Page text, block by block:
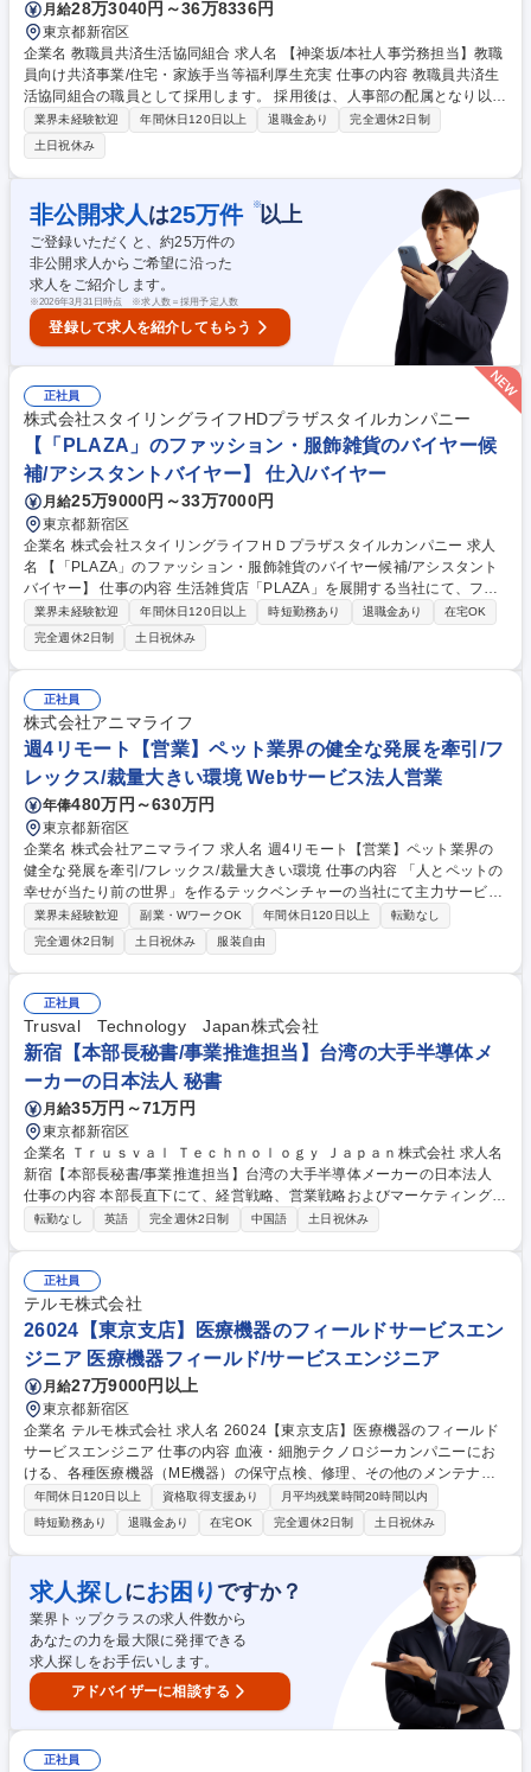
月給28万3040円～36万8336円
東京都新宿区
企業名 教職員共済生活協同組合 求人名 【神楽坂/本社人事労務担当】教職
員向け共済事業/住宅・家族手当等福利厚生充実 仕事の内容 教職員共済生
活協同組合の職員として採用します。 採用後は、人事部の配属となり以下
業務を担当していただきます。 メンバーとして参画いただき徐々に業務に
慣れて頂きます。 ■給与計算 ■勤怠休暇管理 ■社会保険手続き ■規程作
成、改定 ■契約書作成 ■人事評価制度の運営等 入職後、スキルや経験に応
じて上記業務を担当していただきます。 募集職種 【神楽坂/本社人事労務
担当】教職員向け共済事業/住宅・家族手当等福利厚生充実
業界未経験歓迎 年間休日120日以上 退職金あり
完全週休2日制
土日祝休み
非公開求人 は25万件 ※以上
ご登録いただくと、約25万件の
非公開求人からご希望に沿った
求人をご紹介します。
※2026年3月31日時点 ※求人数＝採用予定人数
登録して求人を紹介してもらう
正社員
株式会社スタイリングライフHDプラザスタイルカンパニー
【「PLAZA」のファッション・服飾雑貨のバイヤー候
補/アシスタントバイヤー】 仕入/バイヤー
月給25万9000円～33万7000円
東京都新宿区
企業名 株式会社スタイリングライフＨＤプラザスタイルカンパニー 求人
名 【「PLAZA」のファッション・服飾雑貨のバイヤー候補/アシスタント
バイヤー】 仕事の内容 生活雑貨店「PLAZA」を展開する当社にて、ファ
ッション・服飾雑貨のバイヤー候補/アシスタントバイヤーを募集します。
【具体的には】 ◆発注や商品登録など商品投入までの業務（対取引先様含
む） ◆商品情報作成 ◆商品企画・立案・実行 ◆対取引先様との条件交渉
◆PR担当や店舗部門と連携した商品拡販 募集職種 【「PLAZA」のファッ
ション・服飾雑貨のバイヤー候補/アシスタントバイヤー】
業界未経験歓迎 年間休日120日以上 時短勤務あり 退職金あり
在宅OK
完全週休2日制
土日祝休み
正社員
株式会社アニマライフ
週4リモート【営業】ペット業界の健全な発展を牽引/フ
レックス/裁量大きい環境 Webサービス法人営業
年俸480万円～630万円
東京都新宿区
企業名 株式会社アニマライフ 求人名 週4リモート【営業】ペット業界の
健全な発展を牽引/フレックス/裁量大きい環境 仕事の内容 「人とペットの
幸せが当たり前の世界」を作るテックベンチャーの当社にて主力サービス
「ブリーダーナビ/子猫ブリーダーナビ」の成長及び組織強化のためブリー
ダー向けの新規開拓や既存深耕などの営業活動をお任せ 【詳細】 ■担当ブ
リーダーの月次掲載目標達成に向けたアクティブ率の向上 ■リッチコンテ
ンツ化やSEO対策による検索流入及び問い合わせ率の改善■レスポンスス
ピードや商談術のアドバイスを通じた見学率と成約率の向上支援 ■競合サ
イトのベンチマークと差別化戦略の推進 ■BPO等外注管理業務など 募集職
種 週4リモート【営業】ペット業界の健全な発展を牽引/フレックス/裁量
大きい環境
業界未経験歓迎 副業・WワークOK 年間休日120日以上
転勤なし
完全週休2日制
土日祝休み 服装自由
正社員
Trusval Technology Japan株式会社
新宿【本部長秘書/事業推進担当】台湾の大手半導体メ
ーカーの日本法人 秘書
月給35万円～71万円
東京都新宿区
企業名 Ｔｒｕｓｖａｌ Ｔｅｃｈｎｏｌｏｇｙ Ｊａｐａｎ株式会社 求人名
新宿【本部長秘書/事業推進担当】台湾の大手半導体メーカーの日本法人
仕事の内容 本部長直下にて、経営戦略、営業戦略およびマーケティング活
動の支援を担当いただきます。当社は台湾の日本法人なので、グローバル
各種提案書・プレゼンテーション資料の作成 ■各種レポートおよび経営指
標の取りまとめ ■会議運営・進捗管理、および部門横断プロジェクトの推
進・調整 ■国内外の顧客、取引先、およびパートナー企業との折衝 ■本部
長の業務サポート全般(国内外出張への同行を含む) 募集職種 新宿【本部長
秘書/事業推進担当】台湾の大手半導体メーカーの日本法人
転勤なし 英語 完全週休2日制 中国語 土日祝休み
正社員
テルモ株式会社
26024【東京支店】医療機器のフィールドサービスエン
ジニア 医療機器フィールド/サービスエンジニア
月給27万9000円以上
東京都新宿区
企業名 テルモ株式会社 求人名 26024【東京支店】医療機器のフィールド
サービスエンジニア 仕事の内容 血液・細胞テクノロジーカンパニーにお
ける、各種医療機器（ME機器）の保守点検、修理、その他のメンテナン
ス作業を担当いただきます。主に日本赤十字社、医療機関、バイオテック
企業等向けになります。 ●現地および電話、メール等で商品やメンテナン
ス情報の提供。●装置ログの排出及び記録保管及び記録データの解析、故
障診断等の実施 ●顧客との円滑なコミュニケーションによる、ブランドの
向上。●保守サービス業務の活動を通じて得た情報の共有や販売支援など
により、営業担当のサポートを行います。●新規保守契約の獲得、その他
の有料サービス普及の為の顧客交渉●機器とシステム間の情報通信設定の
作業及びその保守。 募集職種 26024【東京支店】医療機器のフィールド
サービスエンジニア
年間休日120日以上 資格取得支援あり
月平均残業時間20時間以内
時短勤務あり
退職金あり 在宅OK 完全週休2日制 土日祝休み
求人探しにお困り ですか？
業界トップクラスの求人件数から
あなたの力を最大限に発揮できる
求人探しをお手伝いします。
アドバイザーに相談する
正社員